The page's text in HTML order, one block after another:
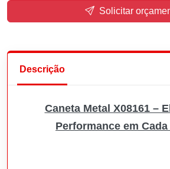
Solicitar
Descrição
Caneta Metal X08161 –
Performance em